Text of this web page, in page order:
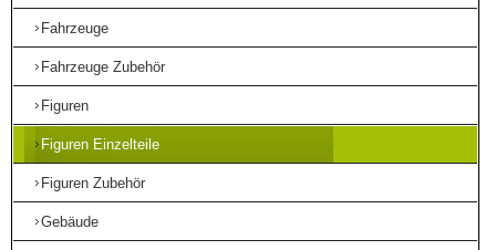
Fahrzeuge
Fahrzeuge Zubehör
Figuren
Figuren Einzelteile
Figuren Zubehör
Gebäude